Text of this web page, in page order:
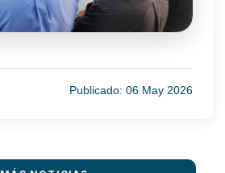
Publicado: 06 May 2026